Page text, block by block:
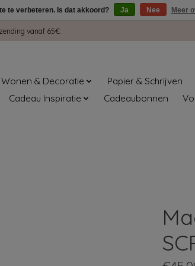
vanaf 65€.
Wonen & Decoratie Papier & Schrijven
Cadeau Inspiratie Cadeaubonnen
te verbeteren. Is dat akkoord? Ja Nee Meer